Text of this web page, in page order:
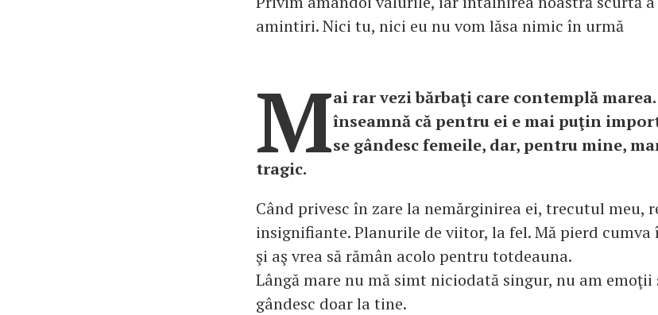
amintiri. Nici tu, nici eu nu vom lăsa nimic în urmă
Mai rar vezi bărbaţi care contemplă
înseamnă că pentru ei e mai puţin
se gândesc femeile, dar, pentru mine,
tragic.
Când privesc în zare la nemărginirea ei, trecutul meu,
insignifiante. Planurile de viitor, la fel. Mă pierd
şi aş vrea să rămân acolo pentru totdeauna.
Lângă mare nu mă simt niciodată singur, nu am
gândesc doar la tine.